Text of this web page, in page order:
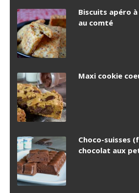
Biscuits apéro
au comté
Maxi cookie
Choco-suisses
chocolat aux